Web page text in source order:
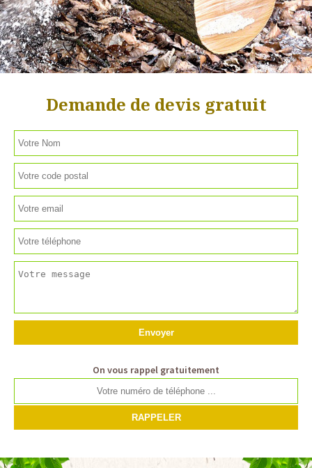
Demande de devis gratuit
On vous rappel gratuitement